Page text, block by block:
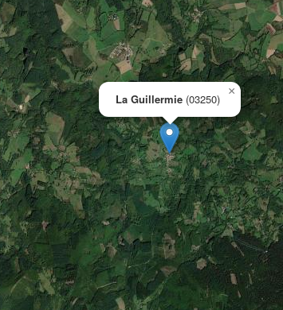
La Guillermie (03250)
×